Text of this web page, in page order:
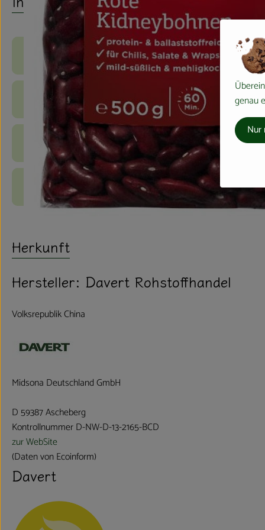
Produktinformationen
Zutaten
Nährwert-Info
Produktdatenblatt
Herkunft
Hersteller: Davert Rohstoffhandel
Volksrepublik China
Midsona Deutschland GmbH
D 59387 Ascheberg
Kontrollnummer D-NW-D-13-2165-BCD
zur WebSite
(Daten von Ecoinform)
Davert
genau
Nur